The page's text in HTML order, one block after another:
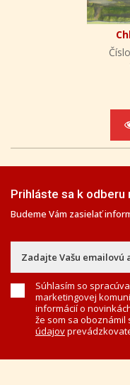
Prihláste sa k odberu
Budeme Vám zasielať
Súhlasím so
marketingovej
informácií o
že som sa oboznámil
údajov